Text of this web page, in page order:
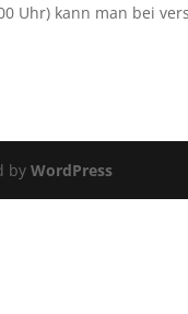
Uhr) kann man bei
byWordPress